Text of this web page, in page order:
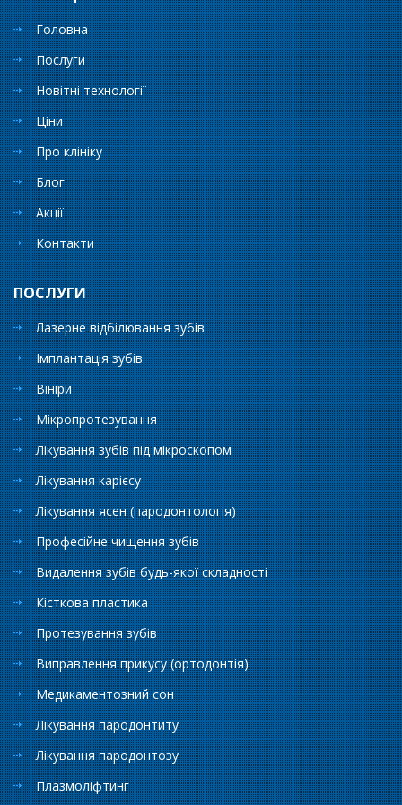
Головна
Послуги
Новітні технології
Ціни
Про клініку
Блог
Акції
Контакти
ПОСЛУГИ
Лазерне відбілювання зубів
Імплантація зубів
Вініри
Мікропротезування
Лікування зубів під мікроскопом
Лікування карієсу
Лікування ясен (пародонтологія)
Професійне чищення зубів
Видалення зубів будь-якої складності
Кісткова пластика
Протезування зубів
Виправлення прикусу (ортодонтія)
Медикаментозний сон
Лікування пародонтиту
Лікування пародонтозу
Плазмоліфтинг